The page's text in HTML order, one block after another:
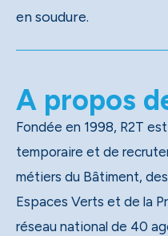
en soudure.
A propos
Fondée en 1998, R2T
temporaire et de
métiers du Bâtiment,
Espaces Verts et de la Propreté.
réseau national de 40